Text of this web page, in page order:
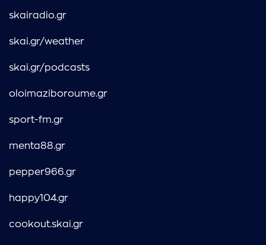
skairadio.gr
skai.gr/weather
skai.gr/podcasts
oloimaziboroume.gr
sport-fm.gr
menta88.gr
pepper966.gr
happy104.gr
cookout.skai.gr